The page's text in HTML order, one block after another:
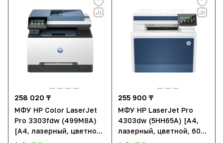
258 020 ₸
МФУ HP Color LaserJet
Pro 3303fdw (499M8A)
[A4, лазерный, цветной,
600 x 600 DPI, Дуплекс,
255 900 ₸
МФУ HP LaserJet Pro
4303dw (5HH65A) [A4,
лазерный, цветной, 600
x 600 DPI, Дуплекс, Wi-Fi,